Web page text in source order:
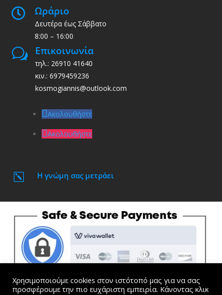
 Ωράριο
Δευτέρα έως Σάββατο
8:00 – 16:00
w Επικοινωνία
τηλ.: 26910 41640
κιν.: 6979459236
kosmogiannis@outlook.com
Ακολουθήστε
Ακολουθήστε
k Η γνώμη σας μετράει
Χρησιμοποιούμε cookies στον ιστότοπό μας για να σας
προσφέρουμε την πιο ευχάριστη εμπειρία. Κάνοντας κλικ